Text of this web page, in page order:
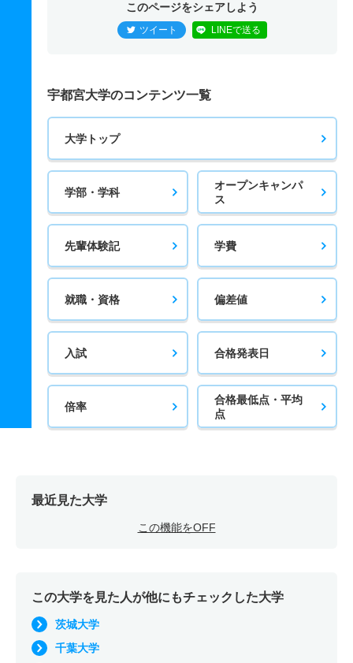
このページをシェアしよう
ツイート LINEで送る
宇都宮大学のコンテンツ一覧
大学トップ
学部・学科
オープンキャンパ
ス
先輩体験記 学費
就職・資格 偏差値
入試 合格発表日
倍率
合格最低点・平均
点
最近見た大学
この機能をOFF
この大学を見た人が他にもチェックした大学
茨城大学
千葉大学